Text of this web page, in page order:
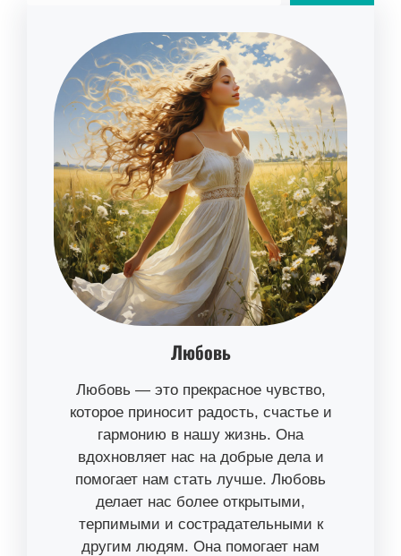
Любовь
Любовь — это прекрасное чувство,
которое приносит радость, счастье и
гармонию в нашу жизнь. Она
вдохновляет нас на добрые дела и
помогает нам стать лучше. Любовь
делает нас более открытыми,
терпимыми и сострадательными к
другим людям. Она помогает нам